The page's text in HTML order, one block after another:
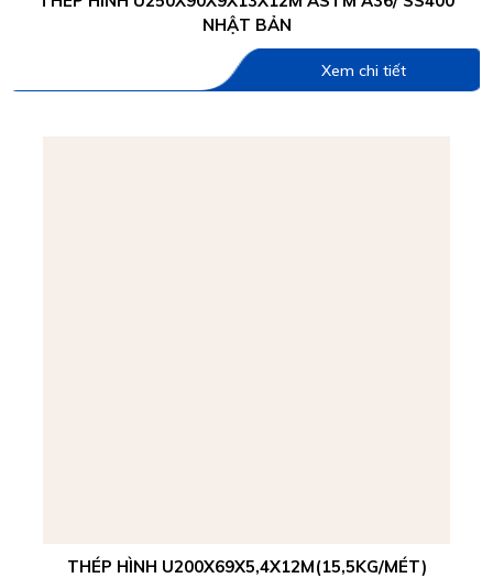
NHẬT BẢN
Xem chi tiết
THÉP HÌNH U200X69X5,4X12M(15,5KG/MÉT)